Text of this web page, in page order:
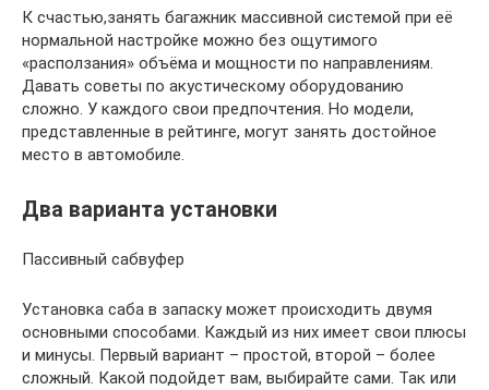
К счастью,занять багажник массивной системой при её
нормальной настройке можно без ощутимого
«расползания» объёма и мощности по направлениям.
Давать советы по акустическому оборудованию
сложно. У каждого свои предпочтения. Но модели,
представленные в рейтинге, могут занять достойное
место в автомобиле.
Два варианта установки
Пассивный сабвуфер
Установка саба в запаску может происходить двумя
основными способами. Каждый из них имеет свои плюсы
и минусы. Первый вариант – простой, второй – более
сложный. Какой подойдет вам, выбирайте сами. Так или